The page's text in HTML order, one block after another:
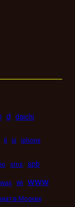
d daichi
ii iii iphone
sms spb
was wi www
в Москве